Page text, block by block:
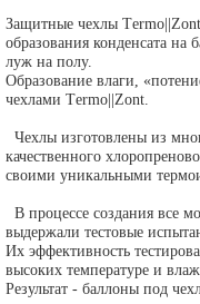
Защитные чехлы Termo|| Z
образования конденсата на
луж на полу.
Образование влаги,
чехлами Termo|| Zont.
Чехлы изготовлены из
качественного
своими уникальными
В процессе создания все
выдержали тестовые
Их эффективность
высоких температуре и
Результат - баллоны под